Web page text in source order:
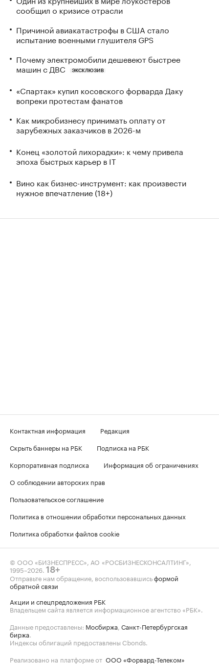
сообщил о кризисе отрасли
Причиной авиакатастрофы в США стало
испытание военными глушителя GPS
Почему электромобили дешевеют быстрее
машин с ДВС
ЭКСКЛЮЗИВ
«Спартак» купил косовского форварда Даку
вопреки протестам фанатов
Как микробизнесу принимать оплату от
зарубежных заказчиков в 2026-м
Конец «золотой лихорадки»: к чему привела
эпоха быстрых карьер в IT
Вино как бизнес-инструмент: как произвести
нужное впечатление (18+)
Контактная информация
Редакция
Скрыть баннеры на РБК
Подписка на РБК
Корпоративная подписка
Информация об ограничениях
О соблюдении авторских прав
Пользовательское соглашение
Политика в отношении обработки персональных данных
Политика обработки файлов cookie
© ООО «БИЗНЕСПРЕСС», АО «РОСБИЗНЕСКОНСАЛТИНГ»,
1995–2026 18+
Отправьте нам обращение, воспользовавшисьформой
обратной связи
Акции и спецпредложения РБК
Владельцем сайта является информационное агентство «РБК».
Данные предоставлены: Мосбиржа Санкт-Петербургская
биржа
Индексы облигаций предоставлены Cbonds.
Реализовано на платформе от ООО «Форвард-Телеком»